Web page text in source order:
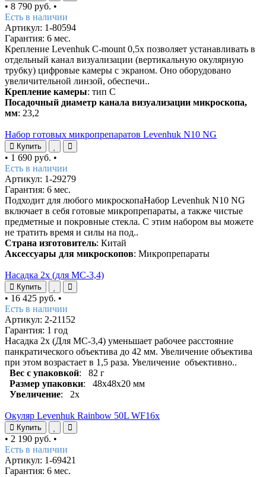
• 8 790 руб. •
Есть в наличии
Артикул: 1-80594
Гарантия: 6 мес.
Крепление Levenhuk C-mount 0,5x позволяет устанавливать в
отдельный канал визуализации (вертикальную окулярную
трубку) цифровые камеры с экраном. Оно оборудовано
увеличительной линзой, обеспечи..
Крепление камеры: тип С
Посадочный диаметр канала визуализации микроскопа,
мм: 23,2
Набор готовых микропрепаратов Levenhuk N10 NG
Купить
• 1 690 руб. •
Есть в наличии
Артикул: 1-29279
Гарантия: 6 мес.
Подходит для любого микроскопаНабор Levenhuk N10 NG
включает в себя готовые микропрепараты, а также чистые
предметные и покровные стекла. С этим набором вы можете
не тратить время и силы на под..
Страна изготовитель: Китай
Аксессуары для микроскопов: Микропрепараты
Насадка 2х (для MC-3,4)
Купить
• 16 425 руб. •
Есть в наличии
Артикул: 2-21152
Гарантия: 1 год
Насадка 2x (Для MC-3,4) уменьшает рабочее расстояние
панкратического объектива до 42 мм. Увеличение объектива
при этом возрастает в 1,5 раза. Увеличение объективно..
Вес с упаковкой: 82 г
Размер упаковки: 48х48х20 мм
Увеличение: 2х
Окуляр Levenhuk Rainbow 50L WF16x
Купить
• 2 190 руб. •
Есть в наличии
Артикул: 1-69421
Гарантия: 6 мес.